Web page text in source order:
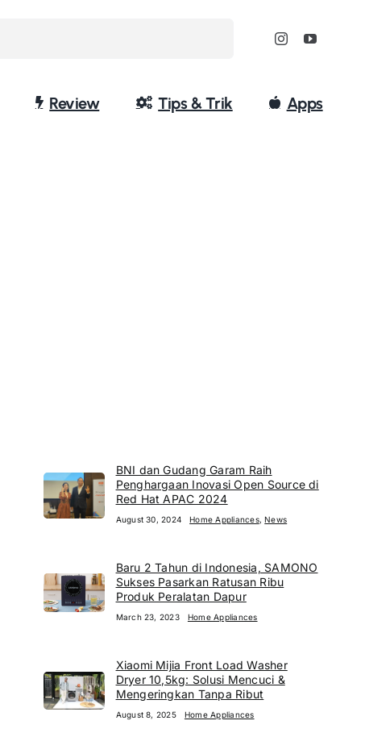
Review Tips & Trik Apps
BNI dan Gudang Garam Raih
Penghargaan Inovasi Open Source di
Red Hat APAC 2024
August 30, 2024 Home Appliances,News
Baru 2 Tahun di Indonesia, SAMONO
Sukses Pasarkan Ratusan Ribu
Produk Peralatan Dapur
March 23, 2023 Home Appliances
Xiaomi Mijia Front Load Washer
Dryer 10,5kg: Solusi Mencuci &
Mengeringkan Tanpa Ribut
August 8, 2025 Home Appliances